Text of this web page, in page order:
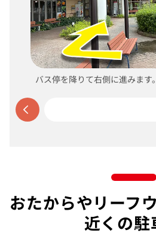
バス停を降りて右側に進みます。
おたからやリーフ
近くの駐